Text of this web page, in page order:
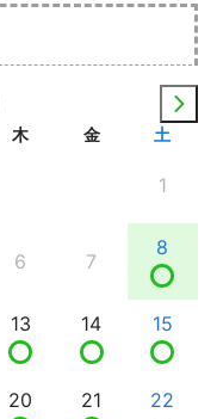
木 金 土
1
6 7
8
13 14 15
20 21 22